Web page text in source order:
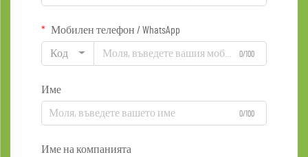
Мобилен телефон / WhatsApp
Код 0/100
Име
0/100
Име на компанията